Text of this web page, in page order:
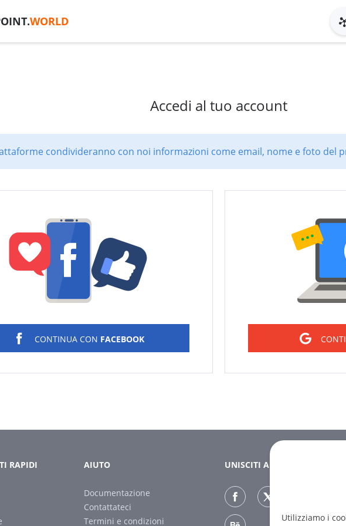
WORLD
Accedi al tuo account
condivideranno con noi informazioni come email, nome e foto del
CONTINUA CON FACEBOOK
RAPIDI AIUTO
Documentazione
Contattateci
Termini e condizioni
UNISCITI A NOI
Utilizziamo i